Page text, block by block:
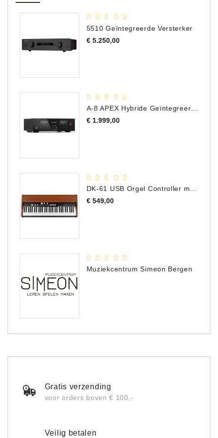
5510 Geïntegreerde Versterker
€ 5.250,00Prijs
A-8 APEX Hybride Geïntegreerde Versterker
€ 1.999,00Prijs
€ 549,00Prijs
Muziekcentrum Simeon Bergen
Gratis verzending
voor orders boven € 100,-
Veilig betalen